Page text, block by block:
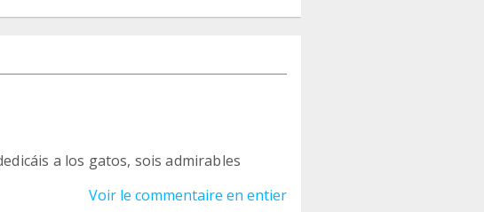
a los gatos, sois admirables
Voir le commentaire en entier